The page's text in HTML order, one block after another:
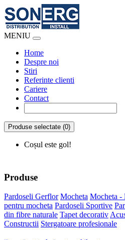
MENIU
Home
Despre noi
Stiri
Referinte clienti
Cariere
Contact
Produse selectate (0)
Coșul este gol!
Produse
Pardoseli Gerflor Mocheta Mocheta -
pentru mocheta Pardoseli Sportive
din fibre naturale Tapet decorativ
Constructii Stergatoare profesionale